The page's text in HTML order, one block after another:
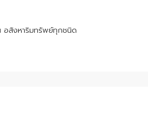
อสังหาริมทรัพย์ทุกชนิด